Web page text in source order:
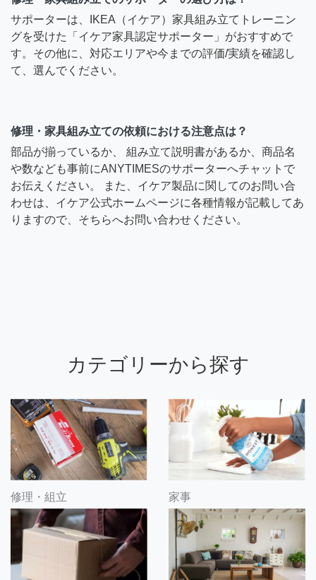
サポーターは、IKEA（イケア）家具組み立てトレーニン
グを受けた「イケア家具認定サポーター」がおすすめで
す。その他に、対応エリアや今までの評価/実績を確認し
て、選んでください。
修理・家具組み立ての依頼における注意点は？
部品が揃っているか、 組み立て説明書があるか、商品名
や数なども事前にANYTIMESのサポーターへチャットで
お伝えください。 また、イケア製品に関してのお問い合
わせは、イケア公式ホームページに各種情報が記載してあ
りますので、そちらへお問い合わせください。
カテゴリーから探す
修理・組立 家事